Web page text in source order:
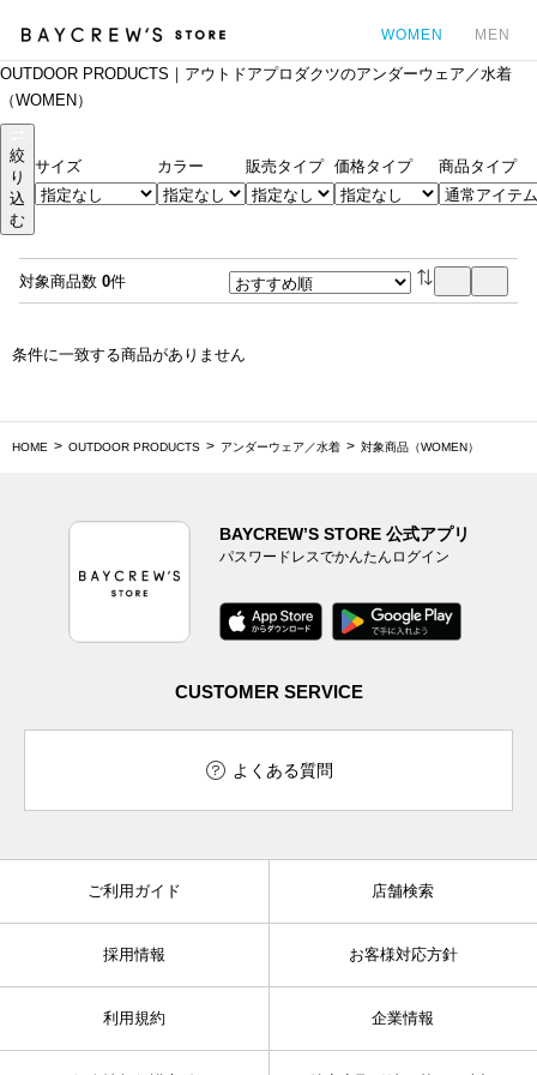
WOMEN MEN
OUTDOOR PRODUCTS｜アウトドアプロダクツのアンダーウェア／水着
（WOMEN）
絞
り
込
む
サイズ カラー 販売タイプ 価格タイプ 商品タイプ
対象商品数 0件
条件に一致する商品がありません
HOME OUTDOOR PRODUCTS アンダーウェア／水着 対象商品（WOMEN）
BAYCREW’S STORE 公式アプリ
パスワードレスでかんたんログイン
CUSTOMER SERVICE
よくある質問
ご利用ガイド 店舗検索
採用情報 お客様対応方針
利用規約 企業情報